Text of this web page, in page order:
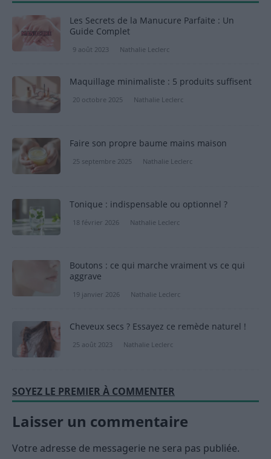
Les Secrets de la Manucure Parfaite : Un
Guide Complet
9 août 2023 Nathalie Leclerc
Maquillage minimaliste : 5 produits suffisent
20 octobre 2025 Nathalie Leclerc
Faire son propre baume mains maison
25 septembre 2025 Nathalie Leclerc
Tonique : indispensable ou optionnel ?
18 février 2026 Nathalie Leclerc
Boutons : ce qui marche vraiment vs ce qui
aggrave
19 janvier 2026 Nathalie Leclerc
Cheveux secs ? Essayez ce remède naturel !
25 août 2023 Nathalie Leclerc
SOYEZ LE PREMIER À COMMENTER
Laisser un commentaire
Votre adresse de messagerie ne sera pas publiée.